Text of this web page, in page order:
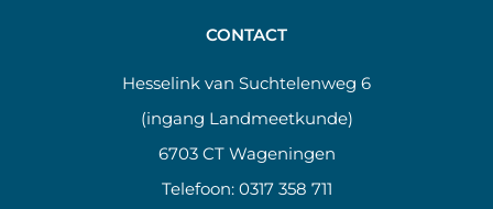
CONTACT
Hesselink van Suchtelenweg 6
(ingang Landmeetkunde)
6703 CT Wageningen
Telefoon: 0317 358 711